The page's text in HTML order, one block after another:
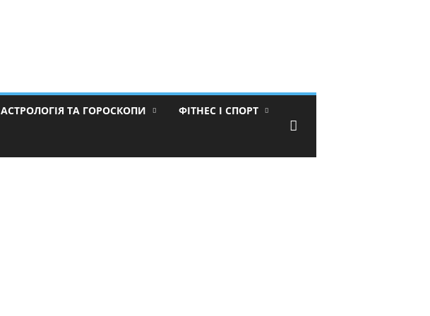
АСТРОЛОГІЯ ТА ГОРОСКОПИ ФІТНЕС І СПОРТ